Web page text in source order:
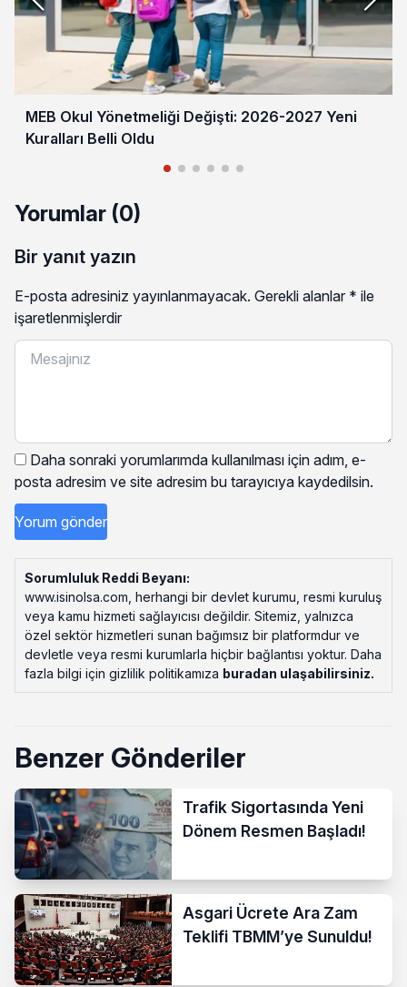
MEB Okul Yönetmeliği Değişti: 2026-2027 Yeni
Kuralları Belli Oldu
Yorumlar (0)
Bir yanıt yazın
E-posta adresiniz yayınlanmayacak. Gerekli alanlar * ile
işaretlenmişlerdir
Daha sonraki yorumlarımda kullanılması için adım, e-
posta adresim ve site adresim bu tarayıcıya kaydedilsin.
Sorumluluk Reddi Beyanı:
www.isinolsa.com, herhangi bir devlet kurumu, resmi kuruluş
veya kamu hizmeti sağlayıcısı değildir. Sitemiz, yalnızca
özel sektör hizmetleri sunan bağımsız bir platformdur ve
devletle veya resmi kurumlarla hiçbir bağlantısı yoktur. Daha
fazla bilgi için gizlilik politikamıza buradan ulaşabilirsiniz.
Benzer Gönderiler
Trafik Sigortasında Yeni
Dönem Resmen Başladı!
Asgari Ücrete Ara Zam
Teklifi TBMM’ye Sunuldu!